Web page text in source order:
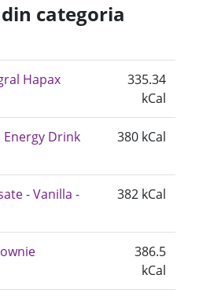
categoria
Hapax
335.34
kCal
Drink
380 kCal
- Vanilla -
382 kCal
386.5
kCal